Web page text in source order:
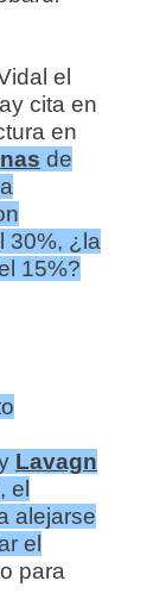
el
cita en
en
de
30%, ¿la
15%?
Lavagn
, el
alejarse
el
para